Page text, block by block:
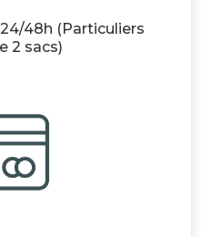
48h (Particuliers
2 sacs)